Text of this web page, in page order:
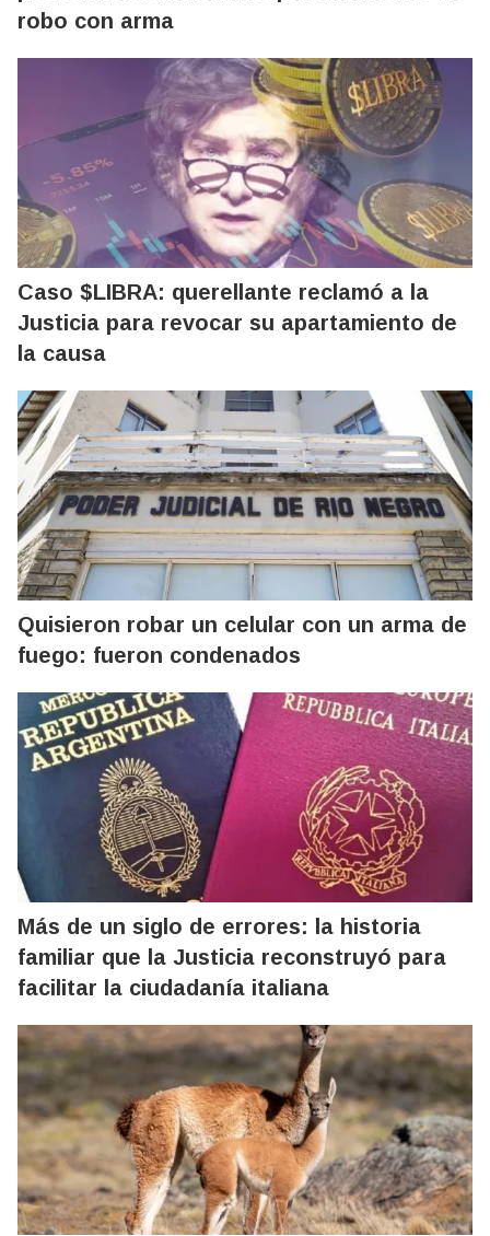
robo con arma
Caso $LIBRA: querellante reclamó a la
Justicia para revocar su apartamiento de
la causa
Quisieron robar un celular con un arma de
fuego: fueron condenados
Más de un siglo de errores: la historia
familiar que la Justicia reconstruyó para
facilitar la ciudadanía italiana